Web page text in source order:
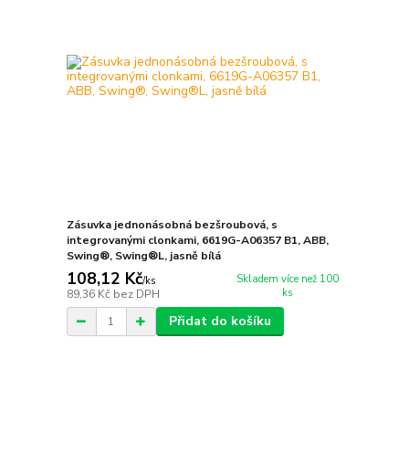
Zásuvka jednonásobná bezšroubová, s
integrovanými clonkami, 6619G-A06357 B1, ABB,
Swing®, Swing®L, jasně bílá
108,12 Kč/ks
89,36 Kč bez DPH
Skladem více než 100
ks
Přidat do košíku